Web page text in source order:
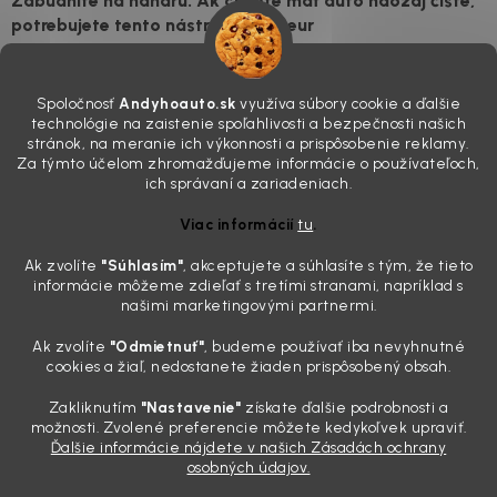
Spoločnosť Andyhoauto.sk využíva súbory cookie a ďalšie
technológie na zaistenie spoľahlivosti a bezpečnosti našich
stránok, na meranie ich výkonnosti a prispôsobenie reklamy.
Za týmto účelom zhromažďujeme informácie o používateľoch,
ich správaní a zariadeniach.
Viac informáciítu.
Ak zvolíte "Súhlasím", akceptujete a súhlasíte s tým, že tieto
informácie môžeme zdieľať s tretími stranami, napríklad s
našimi marketingovými partnermi.
Ak zvolíte "Odmietnuť", budeme používať iba nevyhnutné
cookies a žiaľ, nedostanete žiaden prispôsobený obsah.
Zakliknutím "Nastavenie" získate ďalšie podrobnosti a
možnosti. Zvolené preferencie môžete kedykoľvek upraviť.
Ďalšie informácie nájdete v našich Zásadách ochrany
osobných údajov.
potrebujete tento nástroj za pár eur
„upratanom“ aute, no pri pohľade na palubnú dosku vás ide poraziť. V
mriežkach ventilácie, okolo tlačidiel a v švíkoch sedačiek na vás stále
drzo pozerá prach. Handra ani vysávač tam jednodu...
Detailing nemusí stáť výplatu: 5 kúskov autokozmetiky,
Sobotné ráno, káva v ruke a pred vami zaprášená kapota. Pre
niekoho nuda, pre nás najlepší relax. Lenže keď si v košíku spočítate
všetky tie fľaštičky, šampóny a utierky, výsledná suma vie poriadne
pokaziť náladu. Dobrá správa je, že aj profi výbava ...
Zabudnite na šmuhy: 7 overených vychytávok, ktoré z
28.7.2026
Poznáte ten pocit. Sobota ráno, slnko sa oprie do laku a vy namiesto
radosti vidíte len šedý povlak, zaschnuté kvapky a kolesá čierne od